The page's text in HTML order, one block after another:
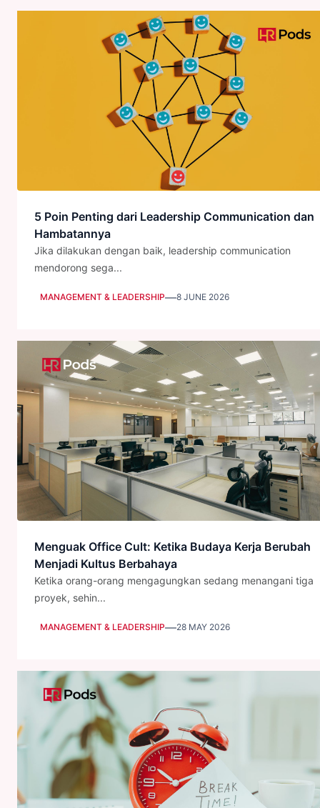
5 Poin Penting dari Leadership Communication dan
Hambatannya
Jika dilakukan dengan baik, leadership communication
mendorong sega...
MANAGEMENT & LEADERSHIP—8 JUNE 2026
Menguak Office Cult: Ketika Budaya Kerja Berubah
Menjadi Kultus Berbahaya
Ketika orang-orang mengagungkan sedang menangani tiga
proyek, sehin...
MANAGEMENT & LEADERSHIP—28 MAY 2026